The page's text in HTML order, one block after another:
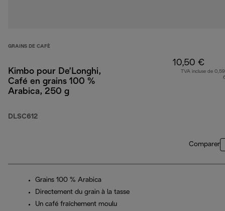
GRAINS DE CAFÈ
Kimbo pour De’Longhi,
Café en grains 100 %
Arabica, 250 g
DLSC612
10,50 €
TVA incluse de
Comparer
Grains 100 % Arabica
Directement du grain à la tasse
Un café fraîchement moulu